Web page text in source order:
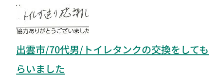
出雲市/70代男/トイレタンクの交換をしても
らいました